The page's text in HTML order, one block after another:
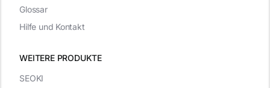
WEITERE PRODUKTE
Glossar
Hilfe und Kontakt
SEOKI